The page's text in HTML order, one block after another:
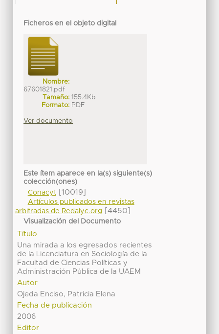
Ficheros en el objeto digital
Nombre:
67601821.pdf
Tamaño: 155.4Kb
Formato: PDF
Ver documento
Este ítem aparece en la(s) siguiente(s)
colección(ones)
Conacyt[10019]
Artículos publicados en revistas
arbitradas de Redalyc.org
[4450]
Visualización del Documento
Título
Una mirada a los egresados recientes
de la Licenciatura en Sociología de la
Facultad de Ciencias Políticas y
Administración Pública de la UAEM
Autor
Ojeda Enciso, Patricia Elena
Fecha de publicación
2006
Editor